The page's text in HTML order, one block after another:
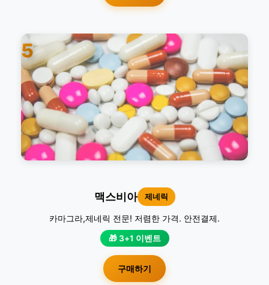
5
맥스비아 제네릭
카마그라,제네릭 전문! 저렴한 가격. 안전결제.
🎁 3+1 이벤트
구매하기